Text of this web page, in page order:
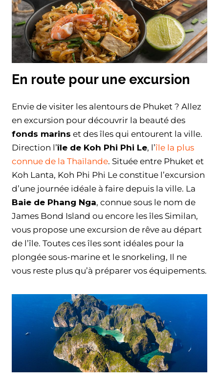
En route pour une excursion
Envie de visiter les alentours de Phuket ? Allez
en excursion pour découvrir la beauté des
fonds marins et des îles qui entourent la ville.
Direction l’île de Koh Phi Phi Le, l’île la plus
connue de la Thaïlande. Située entre Phuket et
Koh Lanta, Koh Phi Phi Le constitue l’excursion
d’une journée idéale à faire depuis la ville. La
Baie de Phang Nga, connue sous le nom de
James Bond Island ou encore les îles Similan,
vous propose une excursion de rêve au départ
de l’île. Toutes ces îles sont idéales pour la
plongée sous-marine et le snorkeling, Il ne
vous reste plus qu’à préparer vos équipements.